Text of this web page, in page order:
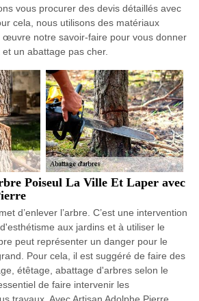
vous procurer des devis détaillés avec
cela, nous utilisons des matériaux
œuvre notre savoir-faire pour vous donner
un abattage pas cher.
Poiseul La Ville Et Laper avec
d’enlever l’arbre. C’est une intervention
aux jardins et à utiliser le
peut représenter un danger pour le
Pour cela, il est suggéré de faire des
étêtage, abattage d'arbres selon le
de faire intervenir les
travaux. Avec Artisan Adolphe Pierre,